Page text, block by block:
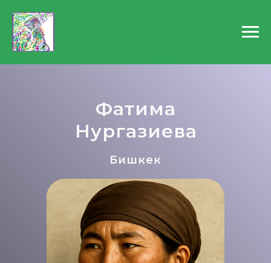
Бишкек
Фатима
Нургазиева